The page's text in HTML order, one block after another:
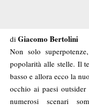
di Giacomo Bertolini
Non solo
popolarità alle stelle. Il
basso e allora ecco la
occhio ai paesi
numerosi scenari